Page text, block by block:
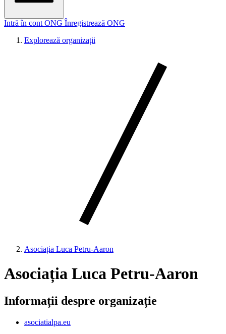
Intră în cont ONG Înregistrează ONG
Explorează organizații
Asociația Luca Petru-Aaron
Asociația Luca Petru-Aaron
Informații despre organizație
asociatialpa.eu